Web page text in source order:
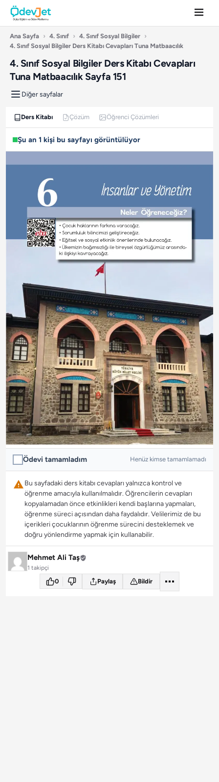
Ana Sayfa › 4. Sınıf › 4. Sınıf Sosyal Bilgiler ›
4. Sınıf Sosyal Bilgiler Ders Kitabı Cevapları Tuna Matbaacılık
4. Sınıf Sosyal Bilgiler Ders Kitabı Cevapları
Tuna Matbaacılık Sayfa 151
Diğer sayfalar
Ders Kitabı Çözüm Öğrenci Çözümleri
Şu an 1 kişi bu sayfayı görüntülüyor
Ödevi tamamladım Henüz kimse tamamlamadı
Bu sayfadaki ders kitabı cevapları yalnızca kontrol ve
öğrenme amacıyla kullanılmalıdır. Öğrencilerin cevapları
kopyalamadan önce etkinlikleri kendi başlarına yapmaları,
öğrenme süreci açısından daha faydalıdır. Velilerimiz de bu
içerikleri çocuklarının öğrenme sürecini desteklemek ve
doğru yönlendirme yapmak için kullanabilir.
Mehmet Ali Taş
1 takipçi
0 Paylaş Bildir